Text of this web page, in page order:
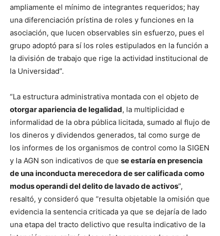
ampliamente el mínimo de integrantes requeridos; hay
una diferenciación prístina de roles y funciones en la
asociación, que lucen observables sin esfuerzo, pues el
grupo adoptó para sí los roles estipulados en la función a
la división de trabajo que rige la actividad institucional de
la Universidad”.
“La estructura administrativa montada con el objeto de
otorgar apariencia de legalidad, la multiplicidad e
informalidad de la obra pública licitada, sumado al flujo de
los dineros y dividendos generados, tal como surge de
los informes de los organismos de control como la SIGEN
y la AGN son indicativos de que se estaría en presencia
de una inconducta merecedora de ser calificada como
modus operandi del delito de lavado de activos”,
resaltó, y consideró que “resulta objetable la omisión que
evidencia la sentencia criticada ya que se dejaría de lado
una etapa del tracto delictivo que resulta indicativo de la